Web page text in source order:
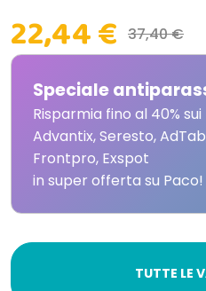
22,44 € 37,40 €
Speciale
Risparmia fino al 40%
Advantix, Seresto,
Frontpro, Exspot
in super offerta su Paco!
TUTTE LE